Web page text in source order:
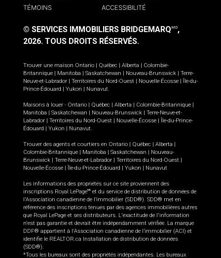
TÉMOINS
ACCESSIBILITÉ
© SERVICES IMMOBILIERS BRIDGEMARQ MD,
2026. TOUS DROITS RÉSERVÉS.
Trouver une maison Ontario | Québec | Alberta | Colombie-
Britannique | Manitoba | Saskatchewan | Nouveau-Brunswick | Terre-
Neuve-et-Labrador | Territoires du Nord-Ouest | Nouvelle-Écosse | Île-du-
Prince-Édouard | Yukon | Nunavut
Maisons à louer - Ontario | Québec | Alberta | Colombie-Britannique |
Manitoba | Saskatchewan | Nouveau-Brunswick | Terre-Neuve-et-
Labrador | Territoires du Nord-Ouest | Nouvelle-Écosse | Île-du-Prince-
Édouard | Yukon | Nunavut
Trouver des agents et courtiers en Ontario | Québec | Alberta |
Colombie-Britannique | Manitoba | Saskatchewan | Nouveau-
Brunswick | Terre-Neuve-et-Labrador | Territoires du Nord-Ouest |
Nouvelle-Écosse | Île-du-Prince-Édouard | Yukon | Nunavut
Les informations des propriétés sur ce site proviennent des
inscriptions Royal LePageMD et du service de distribution de données de
l'Association canadienne de l’immobilier (SDD®). SDD® met en
référence des inscriptions tenues par des agences immobilières autres
que Royal LePage et ses distributeurs. L'exactitude de l'information
n'est pas garantie et devrait être indépendamment vérifiée. La marque
DDF® appartient à l'Association canadienne de l’immobilier (ACI) et
identifie le REALTOR.ca Installation de distribution de données
(SDD®).
*Tous les bureaux sont des propriétés indépendantes. Les bureaux